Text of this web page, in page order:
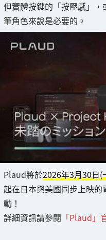
但實體按鍵的「按壓感」
筆角色來說是必要的。
Plaud將於2026年3月30日(
起在日本與美國同步上映的
動！
詳細資訊請參閱 「Plaud」